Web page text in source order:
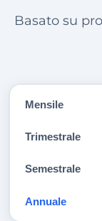
Basato su
Mensile
Trimestrale
Semestrale
Annuale